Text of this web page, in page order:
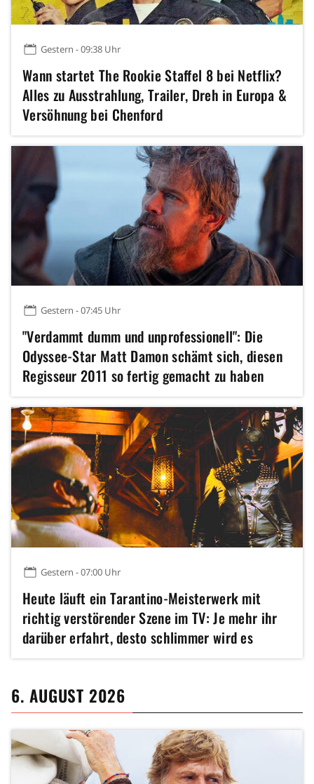
Gestern - 09:38 Uhr
Wann startet The Rookie Staffel 8 bei Netflix?
Alles zu Ausstrahlung, Trailer, Dreh in Europa &
Versöhnung bei Chenford
Gestern - 07:45 Uhr
"Verdammt dumm und unprofessionell": Die
Odyssee-Star Matt Damon schämt sich, diesen
Regisseur 2011 so fertig gemacht zu haben
Gestern - 07:00 Uhr
Heute läuft ein Tarantino-Meisterwerk mit
richtig verstörender Szene im TV: Je mehr ihr
darüber erfahrt, desto schlimmer wird es
6. AUGUST 2026